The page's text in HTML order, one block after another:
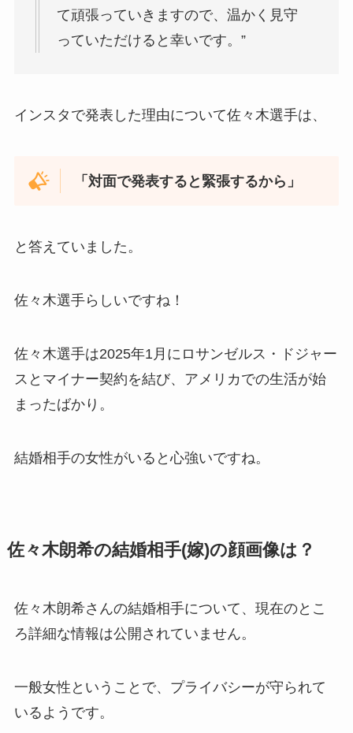
て頑張っていきますので、温かく見守
っていただけると幸いです。”
インスタで発表した理由について佐々木選手は、
「対面で発表すると緊張するから」
と答えていました。
佐々木選手らしいですね！
佐々木選手は2025年1月にロサンゼルス・ドジャー
スとマイナー契約を結び、アメリカでの生活が始
まったばかり。
結婚相手の女性がいると心強いですね。
佐々木朗希の結婚相手(嫁)の顔画像は？
佐々木朗希さんの結婚相手について、現在のとこ
ろ詳細な情報は公開されていません。
一般女性ということで、プライバシーが守られて
いるようです。